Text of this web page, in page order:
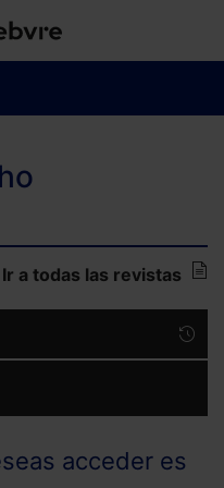
Ir a todas las revistas
acceder es